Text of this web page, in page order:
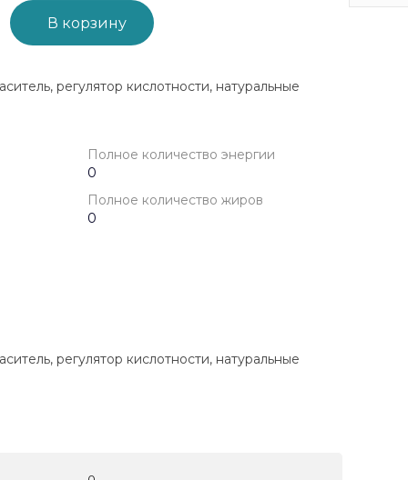
В корзину
регулятор кислотности, натуральные
Полное количество энергии
0
Полное количество жиров
0
регулятор кислотности, натуральные